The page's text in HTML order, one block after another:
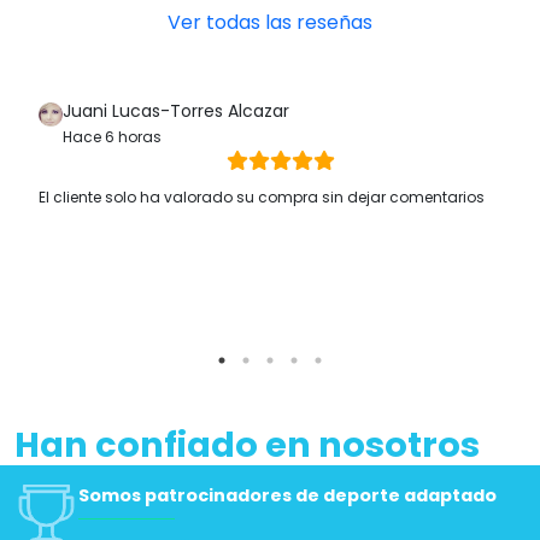
Ver todas las reseñas
Juani Lucas-Torres Alcazar
Hace 6 horas
El cliente solo ha valorado su compra sin dejar comentarios
Han confiado en nosotros
Somos patrocinadores de deporte adaptado